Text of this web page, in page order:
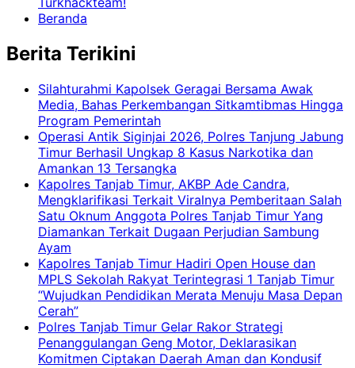
Beranda
Berita Terikini
Silahturahmi Kapolsek Geragai Bersama Awak
Media, Bahas Perkembangan Sitkamtibmas Hingga
Program Pemerintah
Operasi Antik Siginjai 2026, Polres Tanjung Jabung
Timur Berhasil Ungkap 8 Kasus Narkotika dan
Amankan 13 Tersangka
Kapolres Tanjab Timur, AKBP Ade Candra,
Mengklarifikasi Terkait Viralnya Pemberitaan Salah
Satu Oknum Anggota Polres Tanjab Timur Yang
Diamankan Terkait Dugaan Perjudian Sambung
Ayam
Kapolres Tanjab Timur Hadiri Open House dan
MPLS Sekolah Rakyat Terintegrasi 1 Tanjab Timur
“Wujudkan Pendidikan Merata Menuju Masa Depan
Cerah”
Polres Tanjab Timur Gelar Rakor Strategi
Penanggulangan Geng Motor, Deklarasikan
Komitmen Ciptakan Daerah Aman dan Kondusif